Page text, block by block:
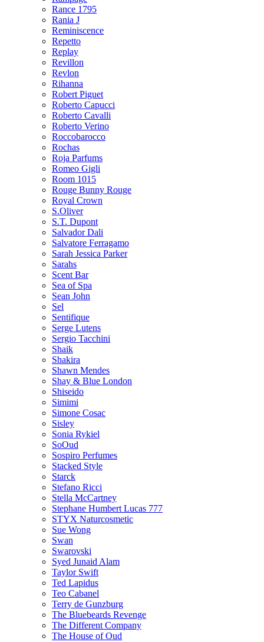
Rance 1795
Rania J
Reminiscence
Repetto
Replay
Revillon
Revlon
Rihanna
Robert Piguet
Roberto Capucci
Roberto Cavalli
Roberto Verino
Roccobarocco
Rochas
Roja Parfums
Romeo Gigli
Room 1015
Rouge Bunny Rouge
Royal Crown
S.Oliver
S.T. Dupont
Salvador Dali
Salvatore Ferragamo
Sarah Jessica Parker
Sarahs
Scent Bar
Sea of Spa
Sean John
Sel
Sentifique
Serge Lutens
Sergio Tacchini
Shaik
Shakira
Shawn Mendes
Shay & Blue London
Shiseido
Simimi
Simone Cosac
Sisley
Sonia Rykiel
SoOud
Sospiro Perfumes
Stacked Style
Starck
Stefano Ricci
Stella McCartney
Stephane Humbert Lucas 777
STYX Naturсosmetic
Sue Wong
Swan
Swarovski
Syed Junaid Alam
Taylor Swift
Ted Lapidus
Teo Cabanel
Terry de Gunzburg
The Bluebeards Revenge
The Different Company
The House of Oud